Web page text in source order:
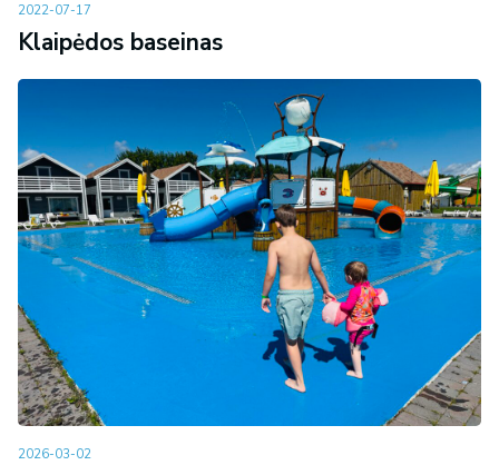
2022-07-17
Klaipėdos baseinas
2026-03-02